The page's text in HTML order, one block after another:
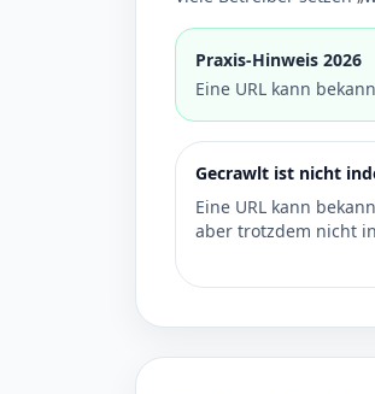
Praxis-Hinweis 2026
Eine URL kann
Gecrawlt ist nicht
Eine URL kann
aber trotzdem nicht